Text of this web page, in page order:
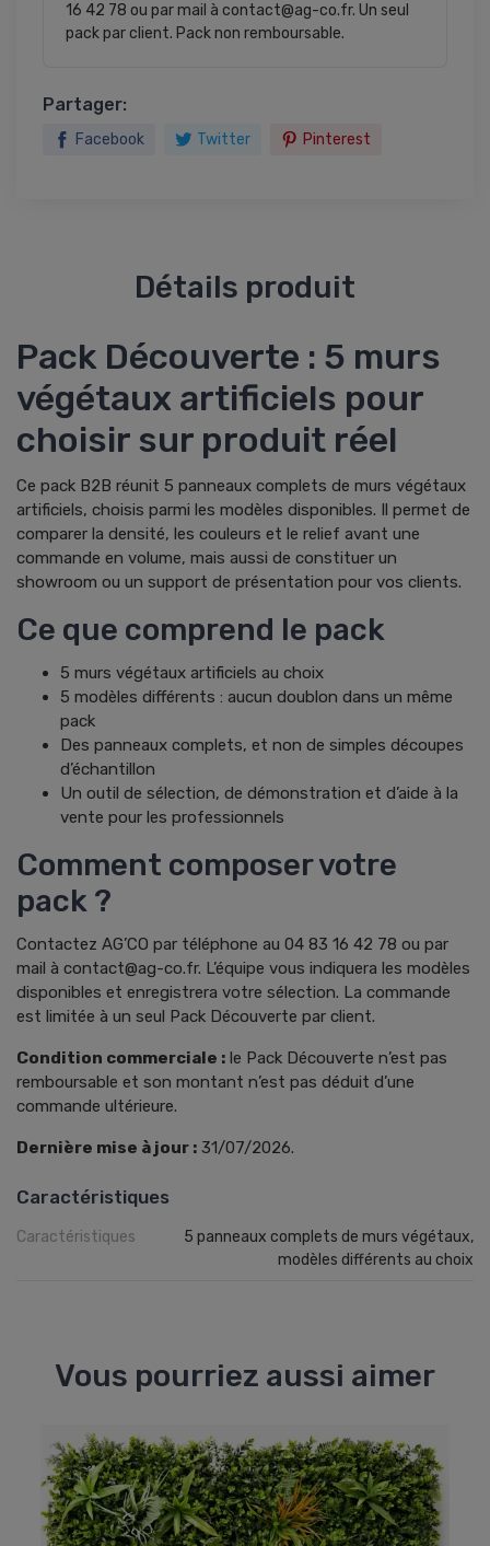
16 42 78 ou par mail à contact@ag-co.fr. Un seul
pack par client. Pack non remboursable.
Partager:
Facebook Twitter Pinterest
Détails produit
Pack Découverte : 5 murs
végétaux artificiels pour
choisir sur produit réel
Ce pack B2B réunit 5 panneaux complets de murs végétaux
artificiels, choisis parmi les modèles disponibles. Il permet de
comparer la densité, les couleurs et le relief avant une
commande en volume, mais aussi de constituer un
showroom ou un support de présentation pour vos clients.
Ce que comprend le pack
5 murs végétaux artificiels au choix
5 modèles différents : aucun doublon dans un même
pack
Des panneaux complets, et non de simples découpes
d’échantillon
Un outil de sélection, de démonstration et d’aide à la
vente pour les professionnels
Comment composer votre
pack ?
Contactez AG’CO par téléphone au 04 83 16 42 78 ou par
mail à contact@ag-co.fr. L’équipe vous indiquera les modèles
disponibles et enregistrera votre sélection. La commande
est limitée à un seul Pack Découverte par client.
Condition commerciale : le Pack Découverte n’est pas
remboursable et son montant n’est pas déduit d’une
commande ultérieure.
Dernière mise à jour : 31/07/2026.
Caractéristiques
Caractéristiques
5 panneaux complets de murs végétaux,
modèles différents au choix
Vous pourriez aussi aimer